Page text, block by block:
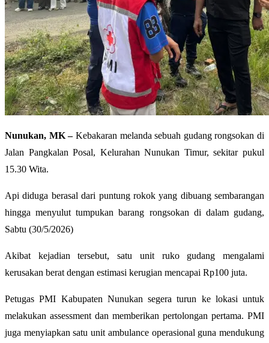
Nunukan, MK – Kebakaran melanda sebuah gudang rongsokan di
Jalan Pangkalan Posal, Kelurahan Nunukan Timur, sekitar pukul
15.30 Wita.
Api diduga berasal dari puntung rokok yang dibuang sembarangan
hingga menyulut tumpukan barang rongsokan di dalam gudang,
Sabtu (30/5/2026)
Akibat kejadian tersebut, satu unit ruko gudang mengalami
kerusakan berat dengan estimasi kerugian mencapai Rp100 juta.
Petugas PMI Kabupaten Nunukan segera turun ke lokasi untuk
melakukan assessment dan memberikan pertolongan pertama. PMI
juga menyiapkan satu unit ambulance operasional guna mendukung